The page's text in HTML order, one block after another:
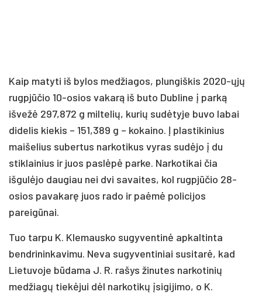
Kaip matyti iš bylos medžiagos, plungiškis 2020-ųjų
rugpjūčio 10-osios vakarą iš buto Dubline į parką
išvežė 297,872 g miltelių, kurių sudėtyje buvo labai
didelis kiekis – 151,389 g – kokaino. Į plastikinius
maišelius subertus narkotikus vyras sudėjo į du
stiklainius ir juos paslėpė parke. Narkotikai čia
išgulėjo daugiau nei dvi savaites, kol rugpjūčio 28-
osios pavakarę juos rado ir paėmė policijos
pareigūnai.
Tuo tarpu K. Klemausko sugyventinė apkaltinta
bendrininkavimu. Neva sugyventiniai susitarė, kad
Lietuvoje būdama J. R. rašys žinutes narkotinių
medžiagų tiekėjui dėl narkotikų įsigijimo, o K.